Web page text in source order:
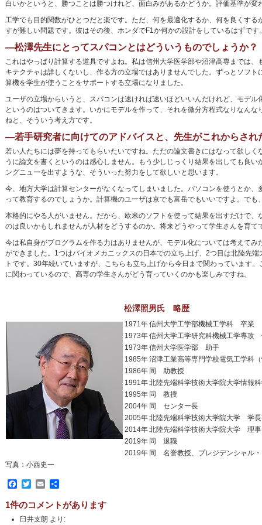
白いかというと、勝つことは勝つけれど、面白みがあるかどうか。評価基準が変
工学でも目的関数がひとつだと楽です。ただ、何を最適化するか、何を良くす
すが難しい問題です。彼はその後、ホンダでF1か何かの設計をしているはずです
―松澤先生にとってスパコンとはどういうものでしょうか？
これはやっぱり計算する道具ですよね。私は信州大学医学部や沼津高専までは
キテクチャは詳しくないし、作る方の立場ではありませんでした。ずっとソフ
算機を学生が使うことをサポートする立場になりました。
ユーザの立場からいうと、スパコンは速ければ速いほどいいんだけれど、モデ
というのはついてきます。いかにモデルを作って、それを微分方程式なりなん
ねと、そういう考え方です。
―若手研究者に向けてのアドバイスと、先生がこれからされ
若い人たちには夢を持ってもらいたいですね。ただの論文書きにはなって欲し
うに論文を書くというのは感心しません。もう少しじっくり結果を出しても良
ングニューを出すような、そういった努力をして欲しいと思います。
今、地方大学は計算センターがなくなってしまいました。パソコンを使うとか
って教育するのでしょうか。計算機のユーザは京でも富岳でもいいですよ。で
本格的にやる人がいません。だから、欧米のソフトを使って結果を出すだけで
のは良いかもしれませんが人材をどうするのか。将来どうやって学生さんを育
今は私自身がプログラムを作る力はありませんが、モデル化については考えて
ができました。1つはバイオメカニックスの日本での立ち上げ、2つ目は北陸先
トです。30年続いていますが、こちらも立ち上げから今日まで関わっています
に関わっているので、高専の学生さんがどう育っていくのかも楽しみですね。
松澤照男氏 略歴
1971年信州大学工学部機械工学科 卒業
1973年信州大学工学研究科機械工学専攻
1973年信州大学医学部 助手
1985年沼津工業高等専門学校電気工学科
1986年 同 助教授
1991年北陸先端科学技術大学院大学情報
1995年 同 教授
2004年 同 センター長
2005年北陸先端科学技術大学院大学 学
2014年北陸先端科学技術大学院大学 理
2019年 同 退職
2019年 同 名誉教授、プレジデンシャル
写真：小西史一
Facebook
TwitterEmail
共
1件のコメントがあります
臼井支朗 より: